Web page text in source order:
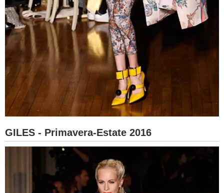
GILES - Primavera-Estate 2016